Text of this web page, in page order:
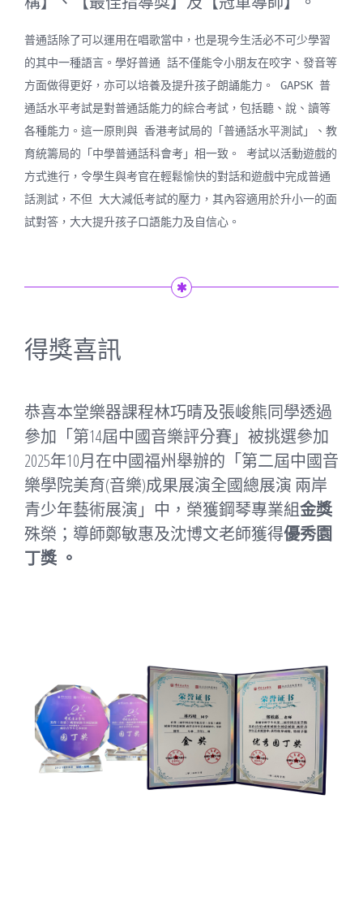
普通話除了可以運用在唱歌當中，也是現今生活必不可少學習
的其中一種語言。學好普通 話不僅能令小朋友在咬字、發音等
方面做得更好，亦可以培養及提升孩子朗誦能力。 GAPSK 普
通話水平考試是對普通話能力的綜合考試，包括聽、說、讀等
各種能力。這一原則與 香港考試局的「普通話水平測試」、教
育統籌局的「中學普通話科會考」相一致。 考試以活動遊戲的
方式進行，令學生與考官在輕鬆愉快的對話和遊戲中完成普通
話測試，不但 大大減低考試的壓力，其內容適用於升小一的面
試對答，大大提升孩子口語能力及自信心。
得獎喜訊
恭喜本堂樂器課程林巧晴及張峻熊同學透過
參加「第14屆中國音樂評分賽」被挑選參加
2025年10月在中國福州舉辦的「第二屆中國音
樂學院美育(音樂)成果展演全國總展演 兩岸
青少年藝術展演」中，榮獲鋼琴專業組金獎
殊榮；導師鄭敏惠及沈博文老師獲得優秀園
丁獎 。